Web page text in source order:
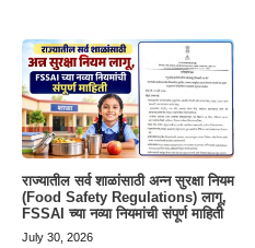
राज्यातील सर्व शाळांसाठी अन्न सुरक्षा नियम
(Food Safety Regulations) लागू,
FSSAI च्या नव्या नियमांची संपूर्ण माहिती
July 30, 2026